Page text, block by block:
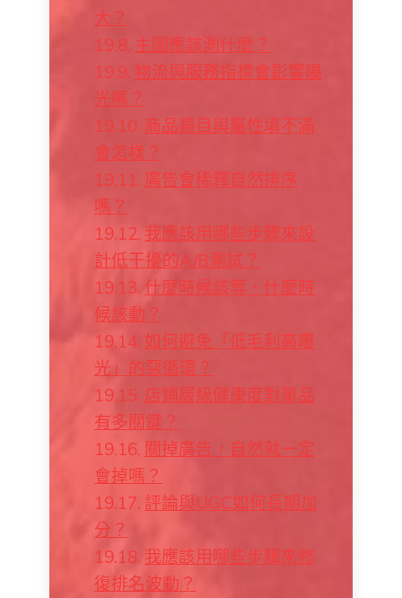
大？
主圖應該測什麼？
物流與服務指標會影響曝
光嗎？
商品類目與屬性填不滿
會怎樣？
廣告會稀釋自然排序
嗎？
我應該用哪些步驟來設
計低干擾的A/B測試？
什麼時候該等、什麼時
候該動？
如何避免「低毛利高曝
光」的惡循環？
店鋪層級健康度對單品
有多關鍵？
關掉廣告，自然就一定
會掉嗎？
評論與UGC如何長期加
分？
我應該用哪些步驟來修
復排名波動？